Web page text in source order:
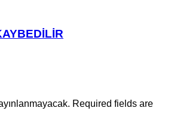
Required fields are